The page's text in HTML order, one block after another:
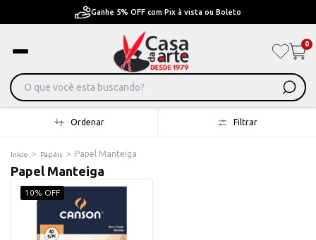
Ganhe 5% OFF com Pix à vista ou Boleto
0
Ordenar Filtrar
Início > Papéis > Papel Manteiga
Papel Manteiga
10% OFF